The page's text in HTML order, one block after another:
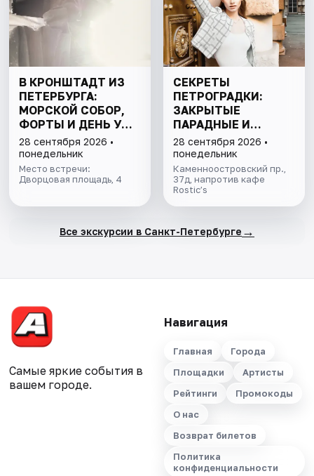
В КРОНШТАДТ ИЗ
ПЕТЕРБУРГА:
МОРСКОЙ СОБОР,
ФОРТЫ И ДЕНЬ У
ФИНСКОГО ЗАЛИВА.
ВСЁ ВКЛЮЧЕНО
28 сентября 2026 •
понедельник
Место встречи:
Дворцовая площадь, 4
СЕКРЕТЫ
ПЕТРОГРАДКИ:
ЗАКРЫТЫЕ
ПАРАДНЫЕ И
ДВОРЫ-КОЛОДЦЫ
28 сентября 2026 •
понедельник
Каменноостровский пр.,
37д, напротив кафе
Rostic’s
Все экскурсии в Санкт-Петербурге →
Самые яркие события в
вашем городе.
Навигация
Главная
Города
Площадки
Артисты
Рейтинги
Промокоды
О нас
Возврат билетов
Политика
конфиденциальности